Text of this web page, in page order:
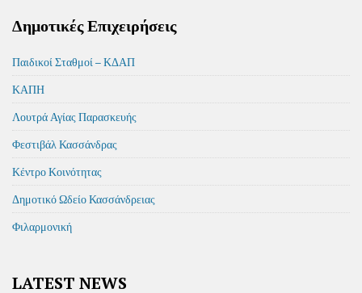
Δημοτικές Επιχειρήσεις
Παιδικοί Σταθμοί – ΚΔΑΠ
ΚΑΠΗ
Λουτρά Αγίας Παρασκευής
Φεστιβάλ Κασσάνδρας
Κέντρο Κοινότητας
Δημοτικό Ωδείο Κασσάνδρειας
Φιλαρμονική
LATEST NEWS